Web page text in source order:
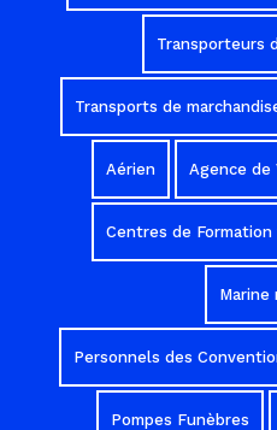
Transporteurs
Transports de
Aérien Agence de
Centres de
Marine
Personnels des
Pompes Funèbres